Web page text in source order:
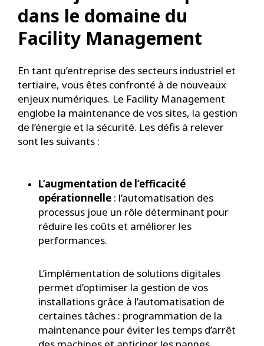
dans le domaine du
Facility Management
En tant qu’entreprise des secteurs industriel et
tertiaire, vous êtes confronté à de nouveaux
enjeux numériques. Le Facility Management
englobe la maintenance de vos sites, la gestion
de l’énergie et la sécurité. Les défis à relever
sont les suivants :
L’augmentation de l’efficacité
opérationnelle : l’automatisation des
processus joue un rôle déterminant pour
réduire les coûts et améliorer les
performances.
L’implémentation de solutions digitales
permet d’optimiser la gestion de vos
installations grâce à l’automatisation de
certaines tâches : programmation de la
maintenance pour éviter les temps d’arrêt